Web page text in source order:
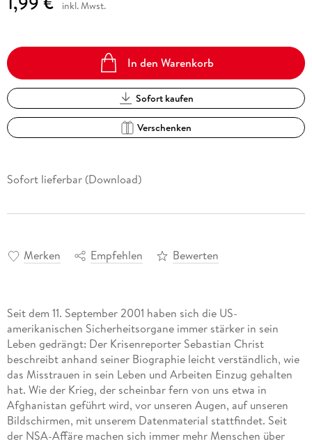
inkl. Mwst.
In den Warenkorb
Sofort kaufen
Verschenken
Sofort lieferbar (Download)
Merken Empfehlen Bewerten
Seit dem 11. September 2001 haben sich die US-
amerikanischen Sicherheitsorgane immer stärker in sein
Leben gedrängt: Der Krisenreporter Sebastian Christ
beschreibt anhand seiner Biographie leicht verständlich, wie
das Misstrauen in sein Leben und Arbeiten Einzug gehalten
hat. Wie der Krieg, der scheinbar fern von uns etwa in
Afghanistan geführt wird, vor unseren Augen, auf unseren
Bildschirmen, mit unserem Datenmaterial stattfindet. Seit
der NSA-Affäre machen sich immer mehr Menschen über